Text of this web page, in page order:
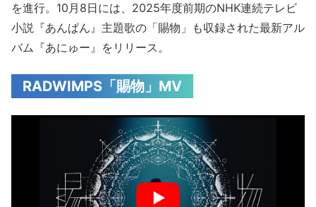
を進行。10月8日には、2025年度前期のNHK連続テレビ
小説『あんぱん』主題歌の「賜物」も収録された最新アル
バム『あにゅー』をリリース。
RADWIMPS「賜物」MV